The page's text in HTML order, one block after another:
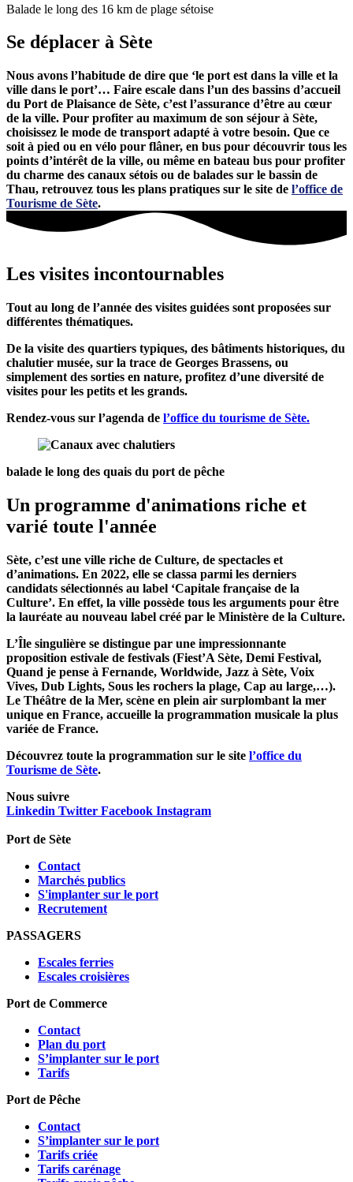
Balade le long des 16 km de plage sétoise
Se déplacer à Sète
Nous avons l’habitude de dire que ‘le port est dans la ville et la
ville dans le port’… Faire escale dans l’un des bassins d’accueil
du Port de Plaisance de Sète, c’est l’assurance d’être au cœur
de la ville. Pour profiter au maximum de son séjour à Sète,
choisissez le mode de transport adapté à votre besoin. Que ce
soit à pied ou en vélo pour flâner, en bus pour découvrir tous les
points d’intérêt de la ville, ou même en bateau bus pour profiter
du charme des canaux sétois ou de balades sur le bassin de
Thau, retrouvez tous les plans pratiques sur le site de l’office de
Tourisme de Sète.
Les visites incontournables
Tout au long de l’année des visites guidées sont proposées sur
différentes thématiques.
De la visite des quartiers typiques, des bâtiments historiques, du
chalutier musée, sur la trace de Georges Brassens, ou
simplement des sorties en nature, profitez d’une diversité de
visites pour les petits et les grands.
Rendez-vous sur l’agenda de l’office du tourisme de Sète.
balade le long des quais du port de pêche
Un programme d'animations riche et
varié toute l'année
Sète, c’est une ville riche de Culture, de spectacles et
d’animations. En 2022, elle se classa parmi les derniers
candidats sélectionnés au label ‘Capitale française de la
Culture’. En effet, la ville possède tous les arguments pour être
la lauréate au nouveau label créé par le Ministère de la Culture.
L’Île singulière se distingue par une impressionnante
proposition estivale de festivals (Fiest’A Sète, Demi Festival,
Quand je pense à Fernande, Worldwide, Jazz à Sète, Voix
Vives, Dub Lights, Sous les rochers la plage, Cap au large,…).
Le Théâtre de la Mer, scène en plein air surplombant la mer
unique en France, accueille la programmation musicale la plus
variée de France.
Découvrez toute la programmation sur le site l’office du
Tourisme de Sète.
Nous suivre
Linkedin Twitter Facebook Instagram
Port de Sète
Contact
Marchés publics
S'implanter sur le port
Recrutement
PASSAGERS
Escales ferries
Escales croisières
Port de Commerce
Contact
Plan du port
S’implanter sur le port
Tarifs
Port de Pêche
Contact
S’implanter sur le port
Tarifs criée
Tarifs carénage